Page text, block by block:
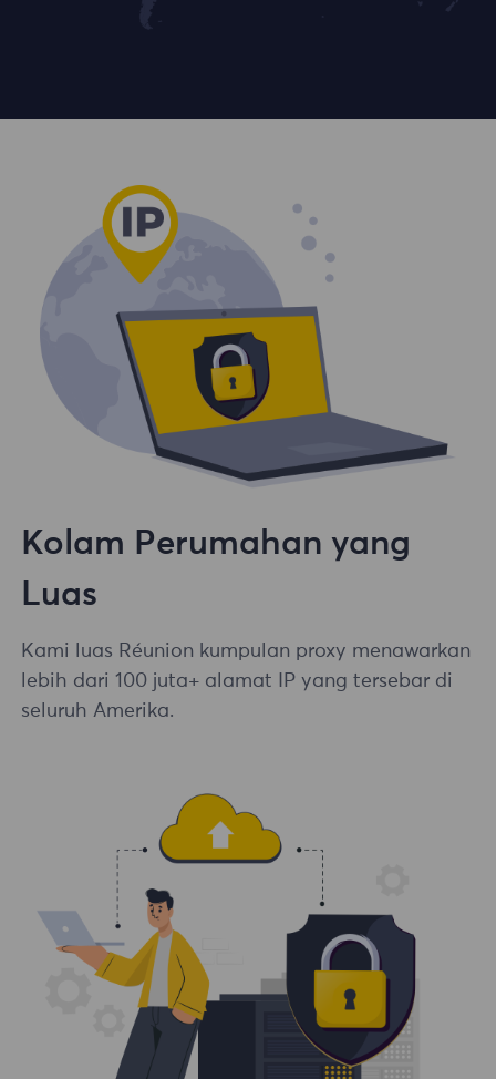
Kolam Perumahan yang
Luas
Kami luas Réunion kumpulan proxy menawarkan
lebih dari 100 juta+ alamat IP yang tersebar di
seluruh Amerika.